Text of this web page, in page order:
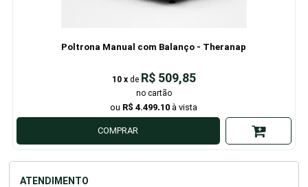
Poltrona Manual com Balanço - Theranap
10 x de R$ 509,85
R$ 4.499,10
COMPRAR
ATENDIMENTO